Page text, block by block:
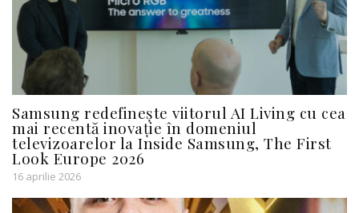
Samsung redefinește viitorul AI Living cu cea
mai recentă inovație în domeniul
televizoarelor la Inside Samsung, The First
Look Europe 2026
16 aprilie 2026